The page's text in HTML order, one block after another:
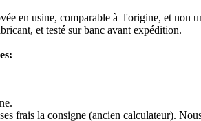
en usine, comparable à l'origine, et non
et testé sur banc avant expédition.
frais la consigne (ancien calculateur).